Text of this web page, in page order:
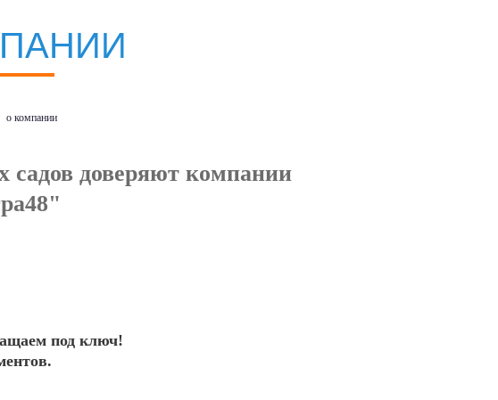
о компании
садов доверяют компании
под ключ!